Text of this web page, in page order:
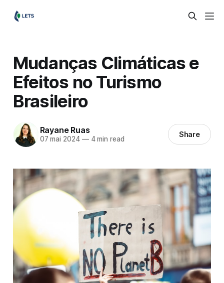
Mudanças Climáticas e
Efeitos no Turismo
Brasileiro
Rayane Ruas
07 mai 2024 —4 min read Share